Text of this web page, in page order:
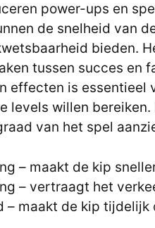
power-ups en
de snelheid van
bieden.
tussen succes en
effecten is essentieel
levels willen
van het spel
– maakt de kip
– vertraagt het
– maakt de kip tijdelijk